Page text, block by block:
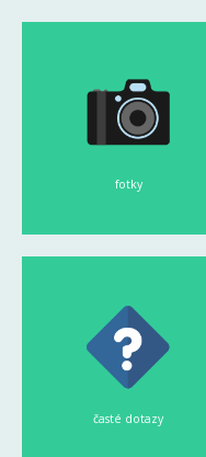
fotky
časté dotazy